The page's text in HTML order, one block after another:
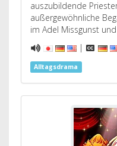
auszubildende
außergewöhnliche
im Adel Missgunst
|
Alltagsdrama